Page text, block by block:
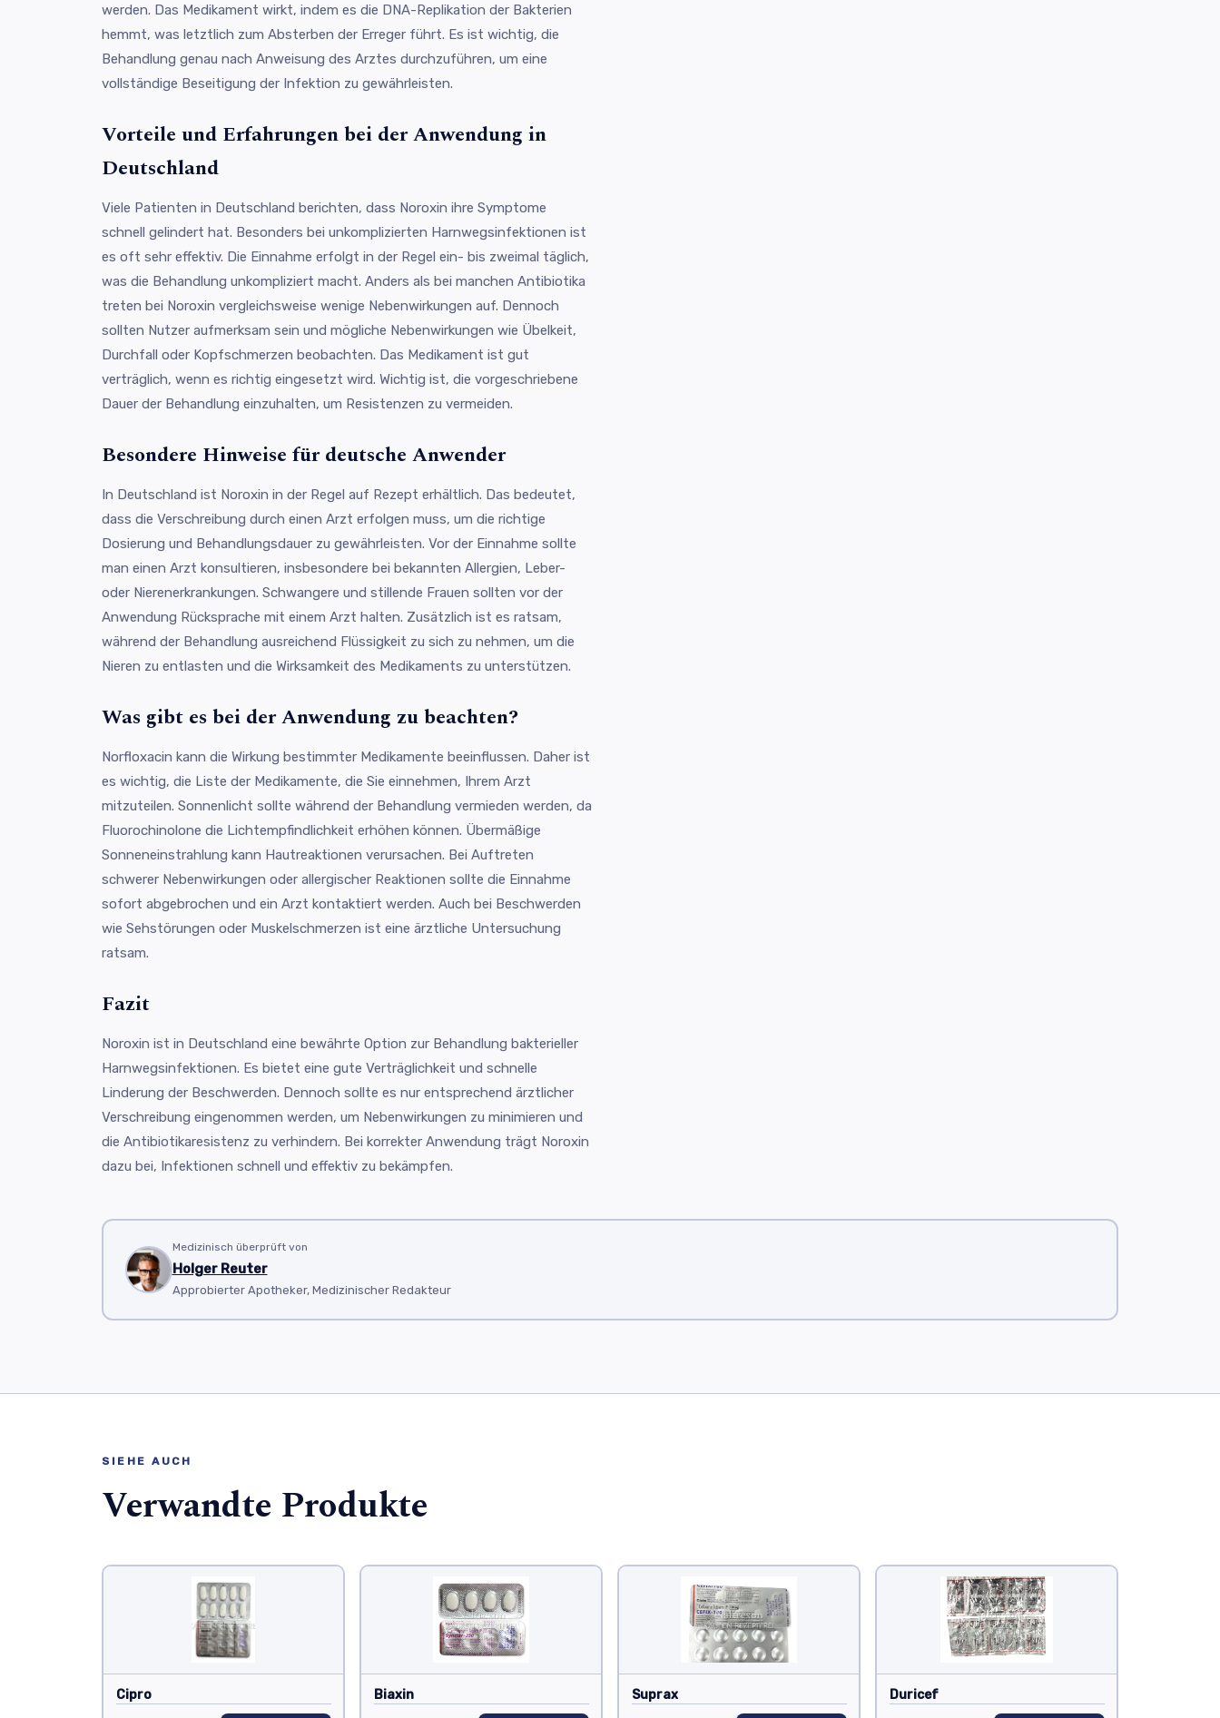
werden. Das Medikament wirkt, indem es die DNA-Replikation der Bakterien
hemmt, was letztlich zum Absterben der Erreger führt. Es ist wichtig, die
Behandlung genau nach Anweisung des Arztes durchzuführen, um eine
vollständige Beseitigung der Infektion zu gewährleisten.
Vorteile und Erfahrungen bei der Anwendung in
Deutschland
Viele Patienten in Deutschland berichten, dass Noroxin ihre Symptome
schnell gelindert hat. Besonders bei unkomplizierten Harnwegsinfektionen ist
es oft sehr effektiv. Die Einnahme erfolgt in der Regel ein- bis zweimal täglich,
was die Behandlung unkompliziert macht. Anders als bei manchen Antibiotika
treten bei Noroxin vergleichsweise wenige Nebenwirkungen auf. Dennoch
sollten Nutzer aufmerksam sein und mögliche Nebenwirkungen wie Übelkeit,
Durchfall oder Kopfschmerzen beobachten. Das Medikament ist gut
verträglich, wenn es richtig eingesetzt wird. Wichtig ist, die vorgeschriebene
Dauer der Behandlung einzuhalten, um Resistenzen zu vermeiden.
Besondere Hinweise für deutsche Anwender
In Deutschland ist Noroxin in der Regel auf Rezept erhältlich. Das bedeutet,
dass die Verschreibung durch einen Arzt erfolgen muss, um die richtige
Dosierung und Behandlungsdauer zu gewährleisten. Vor der Einnahme sollte
man einen Arzt konsultieren, insbesondere bei bekannten Allergien, Leber-
oder Nierenerkrankungen. Schwangere und stillende Frauen sollten vor der
Anwendung Rücksprache mit einem Arzt halten. Zusätzlich ist es ratsam,
während der Behandlung ausreichend Flüssigkeit zu sich zu nehmen, um die
Nieren zu entlasten und die Wirksamkeit des Medikaments zu unterstützen.
Was gibt es bei der Anwendung zu beachten?
Norfloxacin kann die Wirkung bestimmter Medikamente beeinflussen. Daher ist
es wichtig, die Liste der Medikamente, die Sie einnehmen, Ihrem Arzt
mitzuteilen. Sonnenlicht sollte während der Behandlung vermieden werden, da
Fluorochinolone die Lichtempfindlichkeit erhöhen können. Übermäßige
Sonneneinstrahlung kann Hautreaktionen verursachen. Bei Auftreten
schwerer Nebenwirkungen oder allergischer Reaktionen sollte die Einnahme
sofort abgebrochen und ein Arzt kontaktiert werden. Auch bei Beschwerden
wie Sehstörungen oder Muskelschmerzen ist eine ärztliche Untersuchung
ratsam.
Fazit
Noroxin ist in Deutschland eine bewährte Option zur Behandlung bakterieller
Harnwegsinfektionen. Es bietet eine gute Verträglichkeit und schnelle
Linderung der Beschwerden. Dennoch sollte es nur entsprechend ärztlicher
Verschreibung eingenommen werden, um Nebenwirkungen zu minimieren und
die Antibiotikaresistenz zu verhindern. Bei korrekter Anwendung trägt Noroxin
dazu bei, Infektionen schnell und effektiv zu bekämpfen.
Medizinisch überprüft von
Holger Reuter
Approbierter Apotheker, Medizinischer Redakteur
SIEHE AUCH
Verwandte Produkte
Cipro Biaxin Suprax Duricef